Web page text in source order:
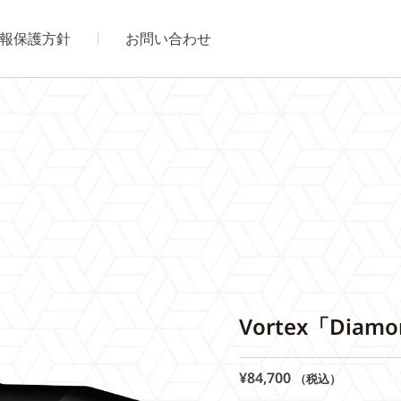
保護方針 お問い合わせ
Vortex「
¥84,700 （税込）